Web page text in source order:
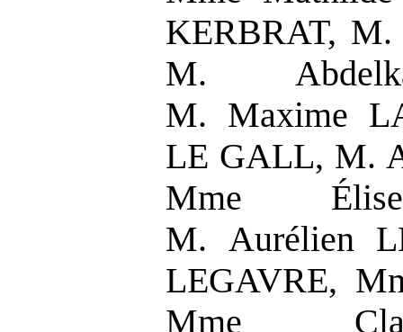
KERBRAT,
M.
M. Maxime
LE GALL, M.
Mme Élise
M. Aurélien
LEGAVRE,
Mme